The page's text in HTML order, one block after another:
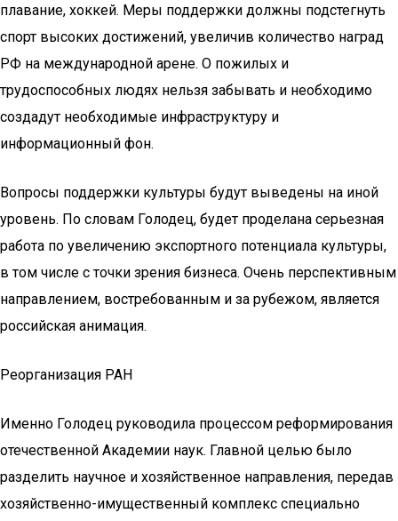
плавание, хоккей. Меры поддержки должны подстегнуть
спорт высоких достижений, увеличив количество наград
РФ на международной арене. О пожилых и
трудоспособных людях нельзя забывать и необходимо
создадут необходимые инфраструктуру и
информационный фон.
Вопросы поддержки культуры будут выведены на иной
уровень. По словам Голодец, будет проделана серьезная
работа по увеличению экспортного потенциала культуры,
в том числе с точки зрения бизнеса. Очень перспективным
направлением, востребованным и за рубежом, является
российская анимация.
Реорганизация РАН
Именно Голодец руководила процессом реформирования
отечественной Академии наук. Главной целью было
разделить научное и хозяйственное направления, передав
хозяйственно-имущественный комплекс специально